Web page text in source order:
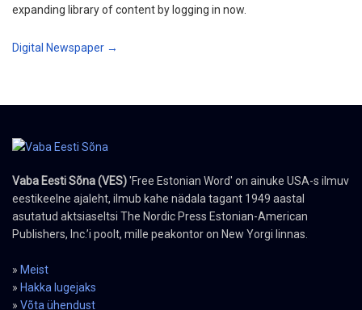
expanding library of content by logging in now.
Digital Newspaper →
Vaba Eesti Sõna (VES)'Free Estonian Word' on ainuke USA-s ilmuv
eestikeelne ajaleht, ilmub kahe nädala tagant 1949 aastal
asutatud aktsiaseltsi The Nordic Press Estonian-American
Publishers, Inc.’i poolt, mille peakontor on New Yorgi linnas.
» Meist
» Hakka lugejaks
» Võta ühendust